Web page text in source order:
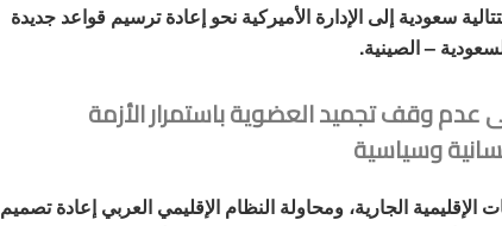
سعودية إلى الإدارة الأميركية نحو إعادة ترسيم قواعد جديدة
– الصينية.
عدم وقف تجميد العضوية باستمرار الأزمة
وسياسية
الجارية، ومحاولة النظام الإقليمي العربي إعادة تصميم